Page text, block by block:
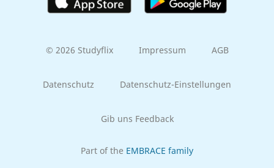
© 2026 Studyflix Impressum AGB
Datenschutz Datenschutz-Einstellungen
Gib uns Feedback
Part of the EMBRACE family